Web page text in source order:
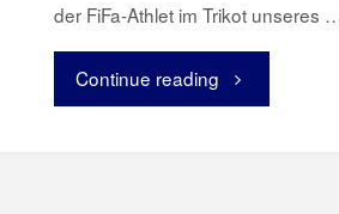
der FiFa-Athlet im Trikot unseres
Continue reading "Nils